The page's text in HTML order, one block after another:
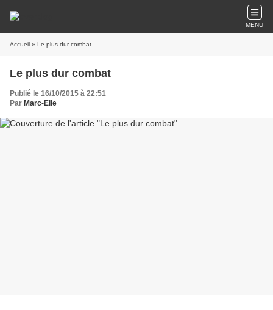
MENU
Accueil » Le plus dur combat
Le plus dur combat
Publié le 16/10/2015 à 22:51
Par Marc-Elie